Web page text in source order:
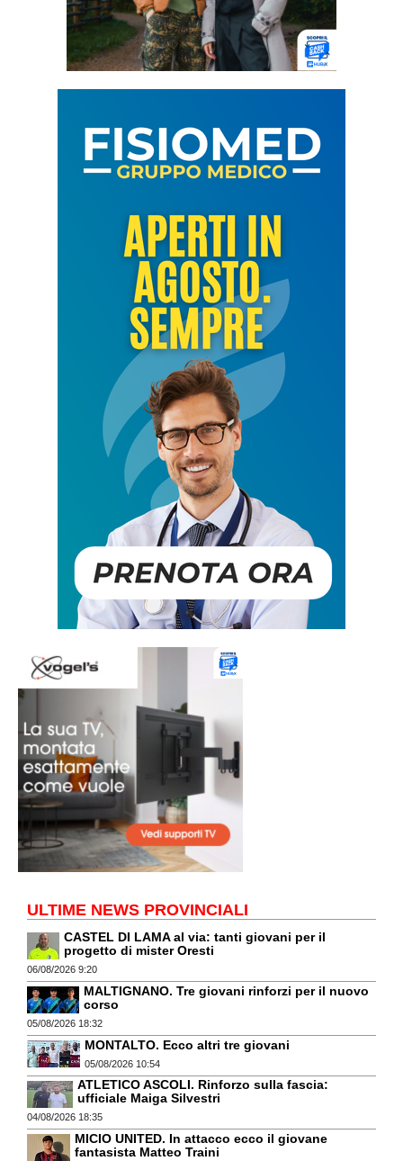
ULTIME NEWS PROVINCIALI
CASTEL DI LAMA al via: tanti giovani per il
progetto di mister Oresti
06/08/2026 9:20
MALTIGNANO. Tre giovani rinforzi per il nuovo
corso
05/08/2026 18:32
MONTALTO. Ecco altri tre giovani
05/08/2026 10:54
ATLETICO ASCOLI. Rinforzo sulla fascia:
ufficiale Maiga Silvestri
04/08/2026 18:35
MICIO UNITED. In attacco ecco il giovane
fantasista Matteo Traini